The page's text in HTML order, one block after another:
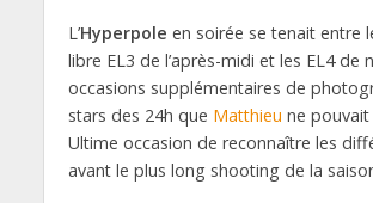
L’Hyperpole en soirée se tenait entre
libre EL3 de l’après-midi et les EL4 de
occasions supplémentaires de
stars des 24h que Matthieu ne
Ultime occasion de reconnaître les
avant le plus long shooting de la